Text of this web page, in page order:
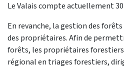
Le Valais compte actuellement
En revanche, la gestion des
des propriétaires. Afin de
forêts, les propriétaires forestiers
régional en triages forestiers,